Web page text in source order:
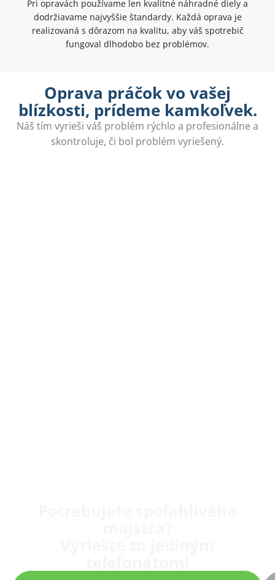
Pri opravách používame len kvalitné náhradné diely a
dodržiavame najvyššie štandardy. Každá oprava je
realizovaná s dôrazom na kvalitu, aby váš spotrebič
fungoval dlhodobo bez problémov.
Oprava práčok vo vašej
blízkosti, prídeme kamkoľvek.
Náš tím vyrieši váš problém rýchlo a profesionálne a
skontroluje, či bol problém vyriešený.